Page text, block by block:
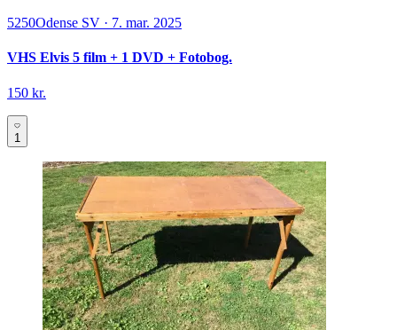
5250Odense SV · 7. mar. 2025
VHS Elvis 5 film + 1 DVD + Fotobog.
150 kr.
1